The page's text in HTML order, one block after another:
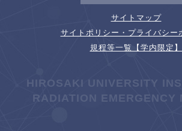
サイトマップ
サイトポリシー・プライバシー
規程等一覧【学内限定】
HIROSAKI UNIVERSITY
RADIATION EMERGENCY